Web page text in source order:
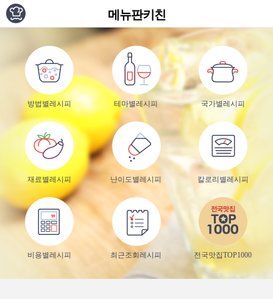
메뉴판키친
방법별레시피 테마별레시피 국가별레시피
재료별레시피 난이도별레시피 칼로리별레시피
비용별레시피 최근조회레시피 전국맛집TOP1000